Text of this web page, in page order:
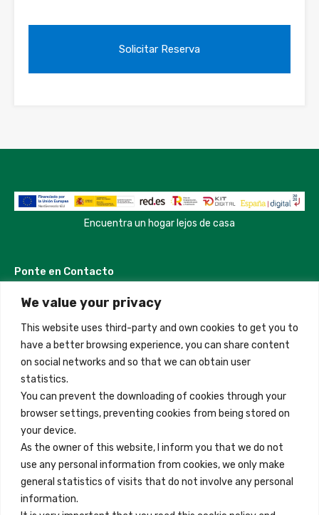
We value your privacy
This website uses third-party and own cookies to get you to
have a better browsing experience, you can share content
on social networks and so that we can obtain user
statistics.
You can prevent the downloading of cookies through your
browser settings, preventing cookies from being stored on
your device.
As the owner of this website, I inform you that we do not
use any personal information from cookies, we only make
general statistics of visits that do not involve any personal
information.
Encuentra un hogar lejos de casa
Ponte en Contacto
Madrid, Spain
+34 684 39 31 82
info@innfamily.com
Enlaces Rápidos
Contacto
Nota Legal
Términos y Condiciones